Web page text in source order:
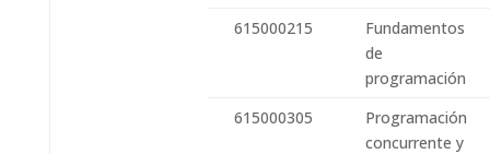
615000215
Fundamentos
de
programación
615000305
Programación
concurrente y